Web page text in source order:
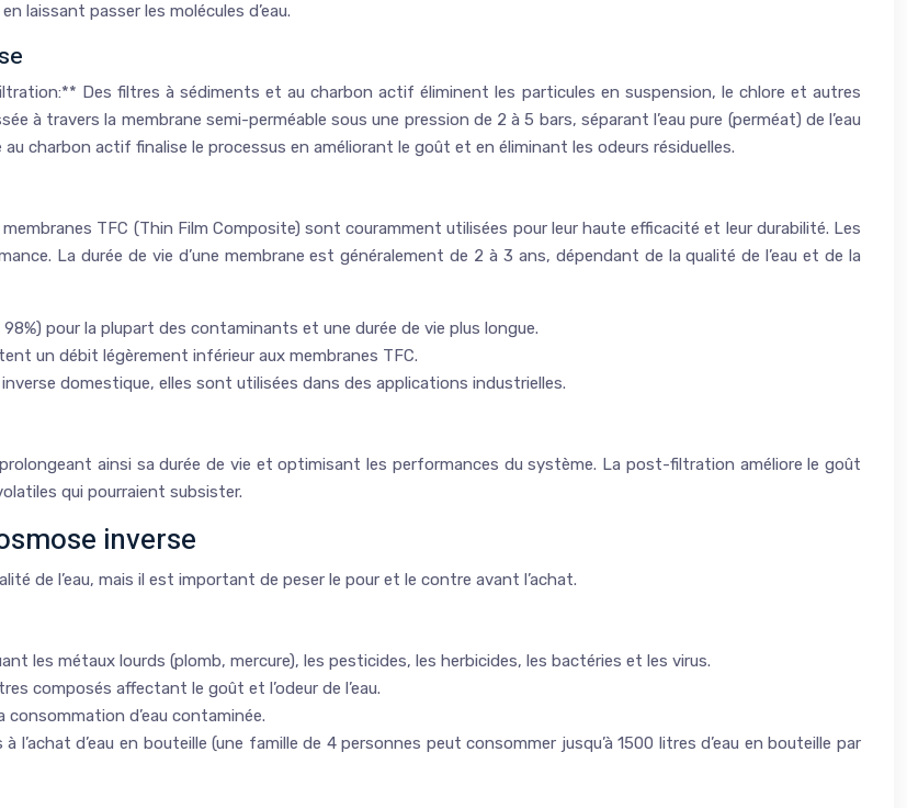
laissant passer les molécules d’eau.
Des filtres à sédiments et au charbon actif éliminent les particules en suspension, le chlore et autres
à travers la membrane semi-perméable sous une pression de 2 à 5 bars, séparant l’eau pure (perméat) de l’eau
charbon actif finalise le processus en améliorant le goût et en éliminant les odeurs résiduelles.
TFC (Thin Film Composite) sont couramment utilisées pour leur haute efficacité et leur durabilité. Les
La durée de vie d’une membrane est généralement de 2 à 3 ans, dépendant de la qualité de l’eau et de la
pour la plupart des contaminants et une durée de vie plus longue.
un débit légèrement inférieur aux membranes TFC.
domestique, elles sont utilisées dans des applications industrielles.
ainsi sa durée de vie et optimisant les performances du système. La post-filtration améliore le goût
qui pourraient subsister.
inverse
de l’eau, mais il est important de peser le pour et le contre avant l’achat.
les métaux lourds (plomb, mercure), les pesticides, les herbicides, les bactéries et les virus.
composés affectant le goût et l’odeur de l’eau.
consommation d’eau contaminée.
l’achat d’eau en bouteille (une famille de 4 personnes peut consommer jusqu’à 1500 litres d’eau en bouteille par